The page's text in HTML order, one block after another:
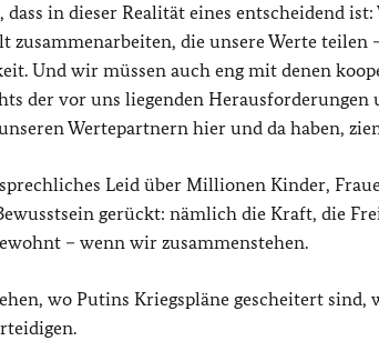
in dieser Realität eines entscheidend
zusammenarbeiten, die unsere Werte teilen
Und wir müssen auch eng mit denen
der vor uns liegenden
Wertepartnern hier und da haben,
Leid über Millionen Kinder,
gerückt: nämlich die Kraft, die
– wenn wir zusammenstehen.
wo Putins Kriegspläne gescheitert